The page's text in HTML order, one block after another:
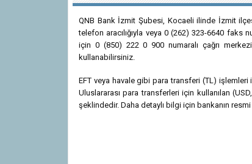
QNB Bank İzmit Şubesi, Kocaeli ilinde İzmit
telefon aracılığıyla veya 0 (262) 323-6640 faks
için 0 (850) 222 0 900 numaralı çağrı
kullanabilirsiniz.
EFT veya havale gibi para transferi (TL)
Uluslararası para transferleri için kullanılan
şeklindedir. Daha detaylı bilgi için bankanın